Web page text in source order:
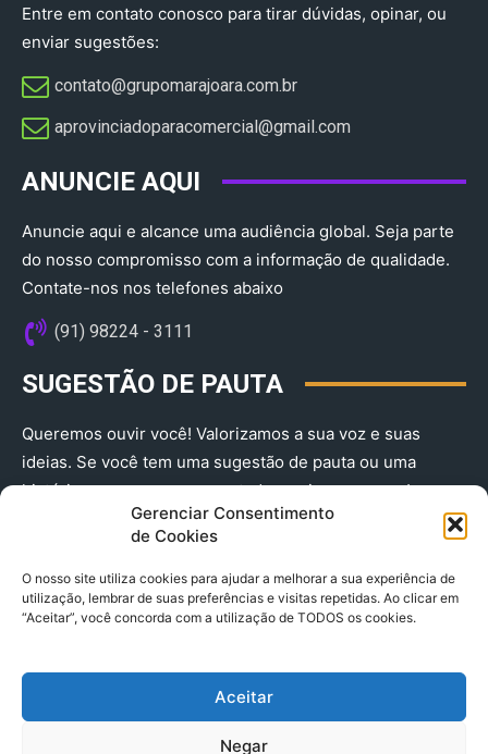
Gerenciar Consentimento
de Cookies
O nosso site utiliza cookies para ajudar a melhorar a sua experiência de
utilização, lembrar de suas preferências e visitas repetidas. Ao clicar em
“Aceitar”, você concorda com a utilização de TODOS os cookies.
Aceitar
Negar
Entre em contato conosco para tirar dúvidas, opinar, ou
enviar sugestões:
contato@grupomarajoara.com.br
aprovinciadoparacomercial@gmail.com​
ANUNCIE AQUI
Anuncie aqui e alcance uma audiência global. Seja parte
do nosso compromisso com a informação de qualidade.
Contate-nos nos telefones abaixo
(91) 98224 - 3111
SUGESTÃO DE PAUTA
Queremos ouvir você! Valorizamos a sua voz e suas
ideias. Se você tem uma sugestão de pauta ou uma
história que merece ser contada, envie-nos agora!
(91) 98224 - 3111
© 2025 A Província do Pará CNPJ: 04.901.141/0001-36 End .
Trav. Quintino Bocaiuva 2301, Ed. Rogério Fernandez – Sala